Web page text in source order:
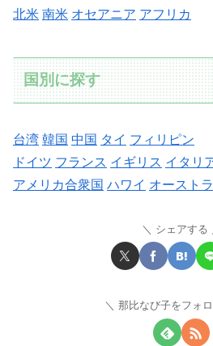
北米 南米 オセアニア アフリカ
国別に探す
台湾 韓国 中国 タイ フィリピン
ドイツ フランス イギリス イタリ
アメリカ合衆国 ハワイ オースト
シェアする
那比なび子をフォ